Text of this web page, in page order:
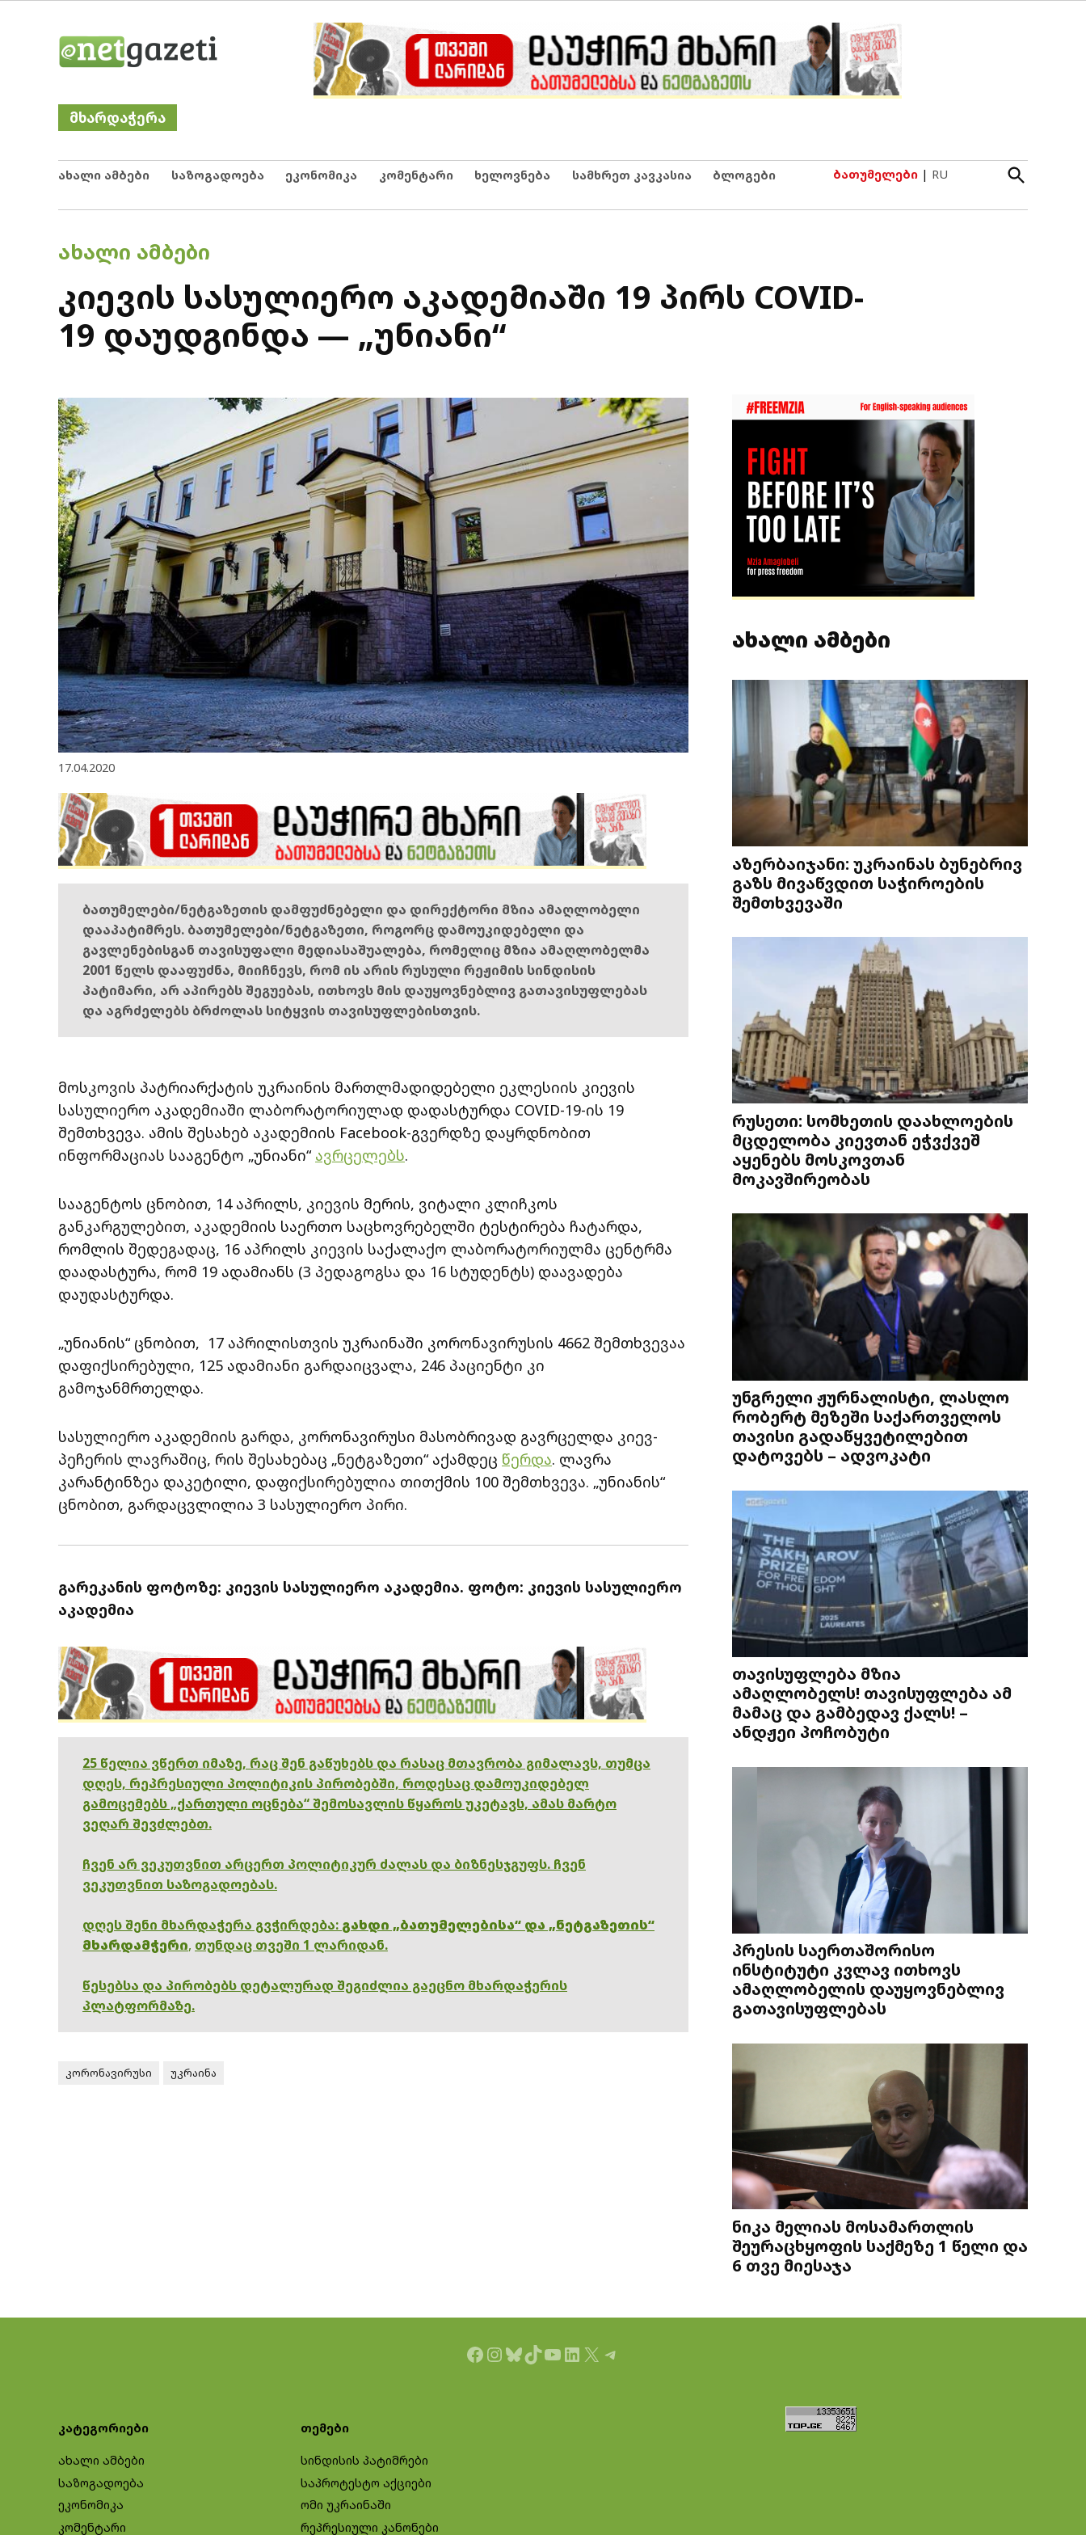
Netgazeti
მხარდაჭერა
ახალი ამბები საზოგადოება ეკონომიკა კომენტარი ხელოვნება სამხრეთ კავკასია ბლოგები ბათუმელები | RU
Open
Search
POSTED
ᲐᲮᲐᲚᲘ ᲐᲛᲑᲔᲑᲘ
კიევის სასულიერო აკადემიაში 19 პირს COVID-
19 დაუდგინდა — „უნიანი“
17.04.2020
ბათუმელები/ნეტგაზეთის დამფუძნებელი და დირექტორი მზია ამაღლობელი
დააპატიმრეს. ბათუმელები/ნეტგაზეთი, როგორც დამოუკიდებელი და
გავლენებისგან თავისუფალი მედიასაშუალება, რომელიც მზია ამაღლობელმა
2001 წელს დააფუძნა, მიიჩნევს, რომ ის არის რუსული რეჟიმის სინდისის
პატიმარი, არ აპირებს შეგუებას, ითხოვს მის დაუყოვნებლივ გათავისუფლებას
და აგრძელებს ბრძოლას სიტყვის თავისუფლებისთვის.
მოსკოვის პატრიარქატის უკრაინის მართლმადიდებელი ეკლესიის კიევის
სასულიერო აკადემიაში ლაბორატორიულად დადასტურდა COVID-19-ის 19
შემთხვევა. ამის შესახებ აკადემიის Facebook-გვერდზე დაყრდნობით
ინფორმაციას სააგენტო „უნიანი“ ავრცელებს.
სააგენტოს ცნობით, 14 აპრილს, კიევის მერის, ვიტალი კლიჩკოს
განკარგულებით, აკადემიის საერთო საცხოვრებელში ტესტირება ჩატარდა,
რომლის შედეგადაც, 16 აპრილს კიევის საქალაქო ლაბორატორიულმა ცენტრმა
დაადასტურა, რომ 19 ადამიანს (3 პედაგოგსა და 16 სტუდენტს) დაავადება
დაუდასტურდა.
„უნიანის“ ცნობით, 17 აპრილისთვის უკრაინაში კორონავირუსის 4662 შემთხვევაა
დაფიქსირებული, 125 ადამიანი გარდაიცვალა, 246 პაციენტი კი
გამოჯანმრთელდა.
სასულიერო აკადემიის გარდა, კორონავირუსი მასობრივად გავრცელდა კიევ-
პეჩერის ლავრაშიც, რის შესახებაც „ნეტგაზეთი“ აქამდეც წერდა. ლავრა
კარანტინზეა დაკეტილი, დაფიქსირებულია თითქმის 100 შემთხვევა. „უნიანის“
ცნობით, გარდაცვლილია 3 სასულიერო პირი.
გარეკანის ფოტოზე: კიევის სასულიერო აკადემია. ფოტო: კიევის სასულიერო
აკადემია
25 წელია ვწერთ იმაზე, რაც შენ გაწუხებს და რასაც მთავრობა გიმალავს, თუმცა
დღეს, რეპრესიული პოლიტიკის პირობებში, როდესაც დამოუკიდებელ
გამოცემებს „ქართული ოცნება“ შემოსავლის წყაროს უკეტავს, ამას მარტო
ვეღარ შევძლებთ.
ჩვენ არ ვეკუთვნით არცერთ პოლიტიკურ ძალას და ბიზნესჯგუფს. ჩვენ
ვეკუთვნით საზოგადოებას.
დღეს შენი მხარდაჭერა გვჭირდება: გახდი „ბათუმელებისა“ და „ნეტგაზეთის“
მხარდამჭერი, თუნდაც თვეში 1 ლარიდან.
წესებსა და პირობებს დეტალურად შეგიძლია გაეცნო მხარდაჭერის
პლატფორმაზე.
კორონავირუსი უკრაინა
ახალი ამბები
აზერბაიჯანი: უკრაინას ბუნებრივ
გაზს მივაწვდით საჭიროების
შემთხვევაში
რუსეთი: სომხეთის დაახლოების
მცდელობა კიევთან ეჭვქვეშ
აყენებს მოსკოვთან
მოკავშირეობას
უნგრელი ჟურნალისტი, ლასლო
რობერტ მეზეში საქართველოს
თავისი გადაწყვეტილებით
დატოვებს – ადვოკატი
თავისუფლება მზია
ამაღლობელს! თავისუფლება ამ
მამაც და გამბედავ ქალს! –
ანდჟეი პოჩობუტი
პრესის საერთაშორისო
ინსტიტუტი კვლავ ითხოვს
ამაღლობელის დაუყოვნებლივ
გათავისუფლებას
ნიკა მელიას მოსამართლის
შეურაცხყოფის საქმეზე 1 წელი და
6 თვე მიესაჯა
Facebook
Instagram
Bluesky
TikTok
YouTube
LinkedIn
X Telegram
კატეგორიები
ახალი ამბები
საზოგადოება
ეკონომიკა
კომენტარი
თემები
სინდისის პატიმრები
საპროტესტო აქციები
ომი უკრაინაში
რეპრესიული კანონები